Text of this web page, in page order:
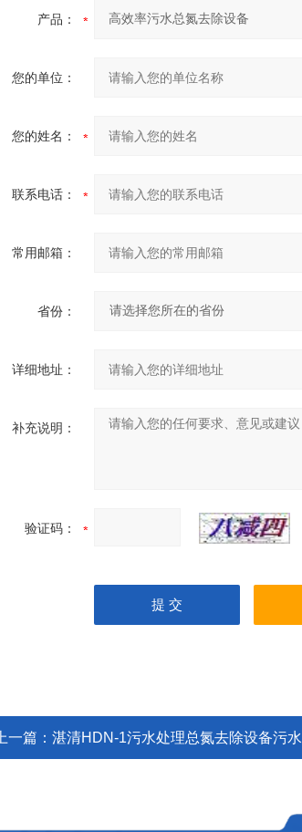
产品：
您的单位：
您的姓名：
联系电话：
常用邮箱：
省份：
详细地址：
补充说明：
验证码：
上一篇： 湛清HDN-1污水处理总氮去除设备污水总